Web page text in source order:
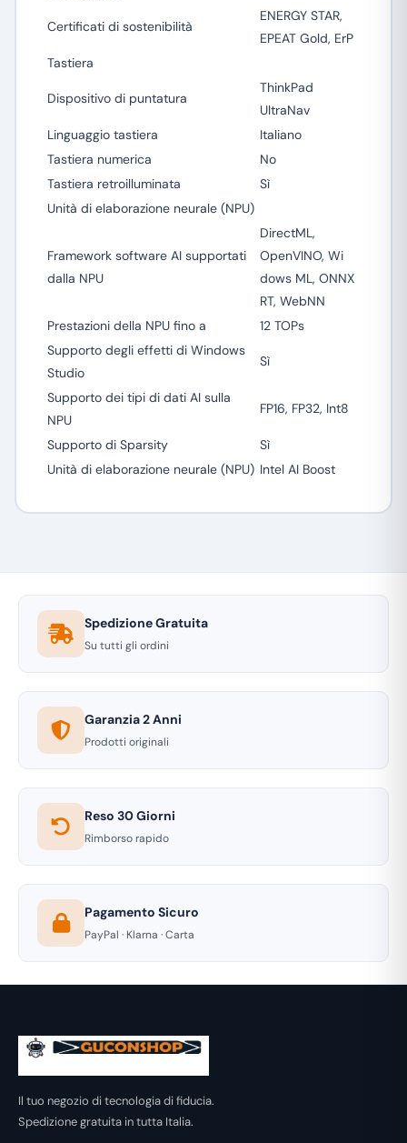
Certificati di sostenibilità
ENERGY STAR,
EPEAT Gold, ErP
Tastiera
Dispositivo di puntatura
ThinkPad
UltraNav
Linguaggio tastiera
Italiano
Tastiera numerica
No
Tastiera retroilluminata
Sì
Unità di elaborazione neurale (NPU)
Framework software AI supportati
dalla NPU
DirectML,
OpenVINO, Wi
dows ML, ONNX
RT, WebNN
Prestazioni della NPU fino a
12 TOPs
Supporto degli effetti di Windows
Studio
Sì
Supporto dei tipi di dati AI sulla
NPU
FP16, FP32, Int8
Supporto di Sparsity
Sì
Unità di elaborazione neurale (NPU) Intel AI Boost
Spedizione Gratuita
Su tutti gli ordini
Garanzia 2 Anni
Prodotti originali
Reso 30 Giorni
Rimborso rapido
Pagamento Sicuro
PayPal · Klarna · Carta
Il tuo negozio di tecnologia di fiducia.
Spedizione gratuita in tutta Italia.